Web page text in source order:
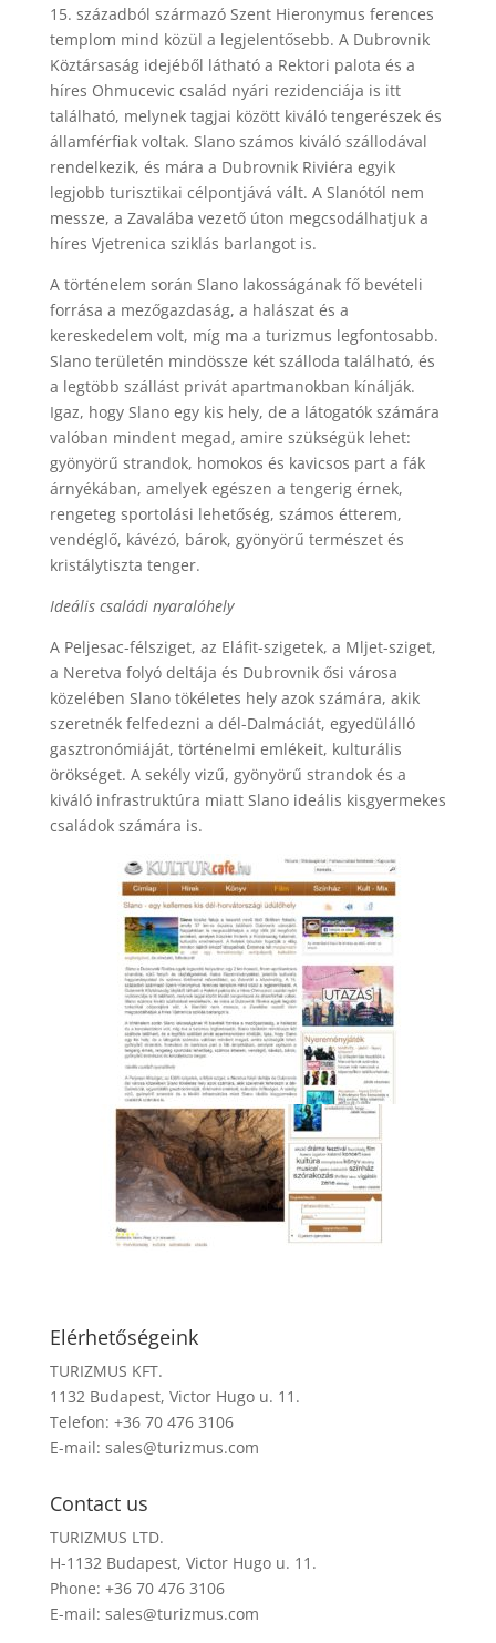
15. századból származó Szent Hieronymus ferences
templom mind közül a legjelentősebb. A Dubrovnik
Köztársaság idejéből látható a Rektori palota és a
híres Ohmucevic család nyári rezidenciája is itt
található, melynek tagjai között kiváló tengerészek és
államférfiak voltak. Slano számos kiváló szállodával
rendelkezik, és mára a Dubrovnik Riviéra egyik
legjobb turisztikai célpontjává vált. A Slanótól nem
messze, a Zavalába vezető úton megcsodálhatjuk a
híres Vjetrenica sziklás barlangot is.
A történelem során Slano lakosságának fő bevételi
forrása a mezőgazdaság, a halászat és a
kereskedelem volt, míg ma a turizmus legfontosabb.
Slano területén mindössze két szálloda található, és
a legtöbb szállást privát apartmanokban kínálják.
Igaz, hogy Slano egy kis hely, de a látogatók számára
valóban mindent megad, amire szükségük lehet:
gyönyörű strandok, homokos és kavicsos part a fák
árnyékában, amelyek egészen a tengerig érnek,
rengeteg sportolási lehetőség, számos étterem,
vendéglő, kávézó, bárok, gyönyörű természet és
kristálytiszta tenger.
Ideális családi nyaralóhely
A Peljesac-félsziget, az Eláfit-szigetek, a Mljet-sziget,
a Neretva folyó deltája és Dubrovnik ősi városa
közelében Slano tökéletes hely azok számára, akik
szeretnék felfedezni a dél-Dalmáciát, egyedülálló
gasztronómiáját, történelmi emlékeit, kulturális
örökséget. A sekély vizű, gyönyörű strandok és a
kiváló infrastruktúra miatt Slano ideális kisgyermekes
családok számára is.
Elérhetőségeink
TURIZMUS KFT.
1132 Budapest, Victor Hugo u. 11.
Telefon: +36 70 476 3106
E-mail: sales@turizmus.com
Contact us
TURIZMUS LTD.
H-1132 Budapest, Victor Hugo u. 11.
Phone: +36 70 476 3106
E-mail: sales@turizmus.com